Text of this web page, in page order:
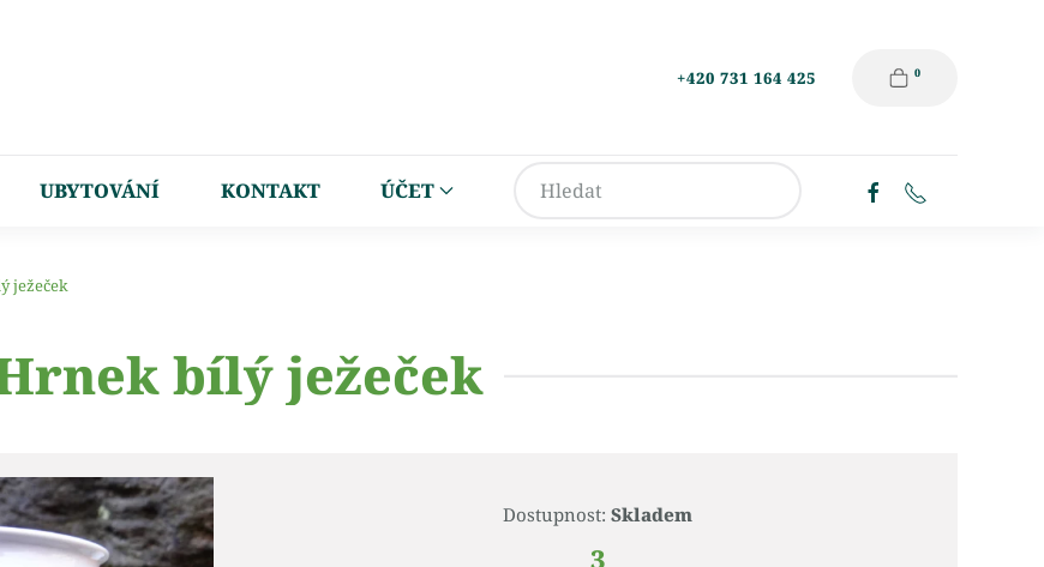
+420 731 164 425 0
UBYTOVÁNÍ KONTAKT ÚČET
ježeček
bílý ježeček
Dostupnost: Skladem
3